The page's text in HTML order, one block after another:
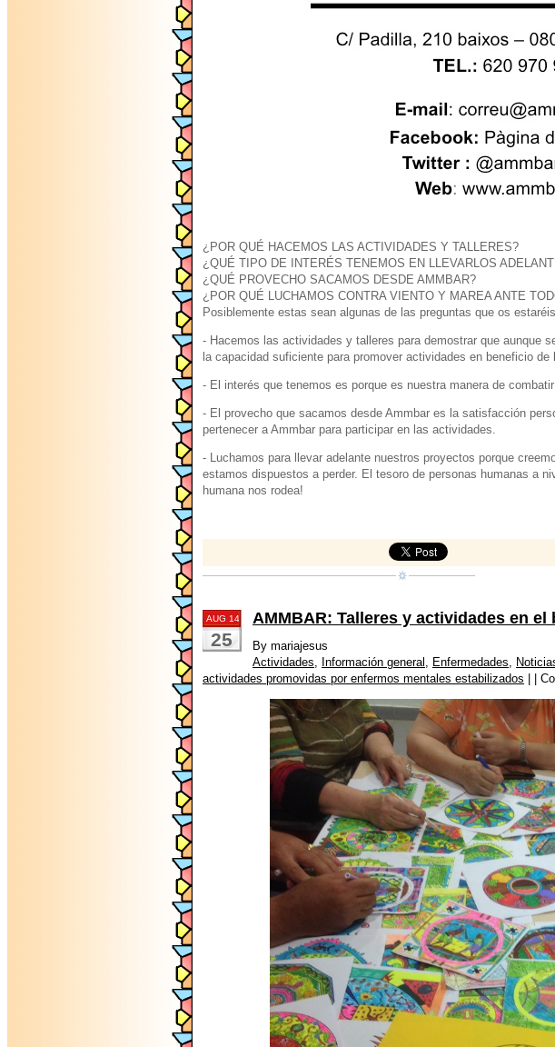
¿POR QUÉ HACEMOS LAS ACTIVIDADES Y TALLERES?
¿QUÉ TIPO DE INTERÉS TENEMOS EN LLEVARLOS
¿QUÉ PROVECHO SACAMOS DESDE AMMBAR?
¿POR QUÉ LUCHAMOS CONTRA VIENTO Y MAREA ANTE
Posiblemente estas sean algunas de las preguntas que os
- Hacemos las actividades y talleres para demostrar que aunque
la capacidad suficiente para promover actividades en beneficio
- El interés que tenemos es porque es nuestra manera de
- El provecho que sacamos desde Ammbar es la satisfacción
pertenecer a Ammbar para participar en las actividades.
- Luchamos para llevar adelante nuestros proyectos porque
estamos dispuestos a perder. El tesoro de personas humanas a
humana nos rodea!
AUG 14
25
AMMBAR: Talleres y actividades en
By mariajesus
Actividades, Información general , Enfermedades,
actividades promovidas por enfermos mentales estabilizados | |